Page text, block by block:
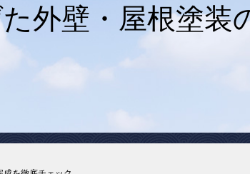
外壁・屋根塗装